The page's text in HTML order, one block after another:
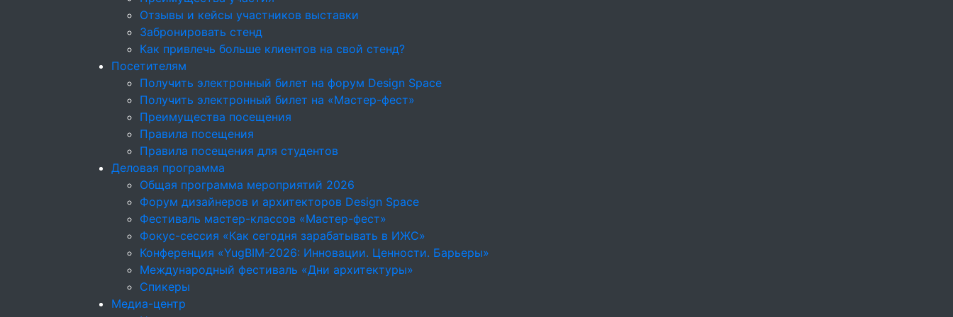
Отзывы и кейсы участников выставки
Забронировать стенд
Как привлечь больше клиентов на свой стенд?
Посетителям
Получить электронный билет на форум Design Space
Получить электронный билет на «Мастер-фест»
Преимущества посещения
Правила посещения
Правила посещения для студентов
Деловая программа
Общая программа мероприятий 2026
Форум дизайнеров и архитекторов Design Space
Фестиваль мастер-классов «Мастер-фест»
Фокус-сессия «Как сегодня зарабатывать в ИЖС»
Конференция «YugBIM-2026: Инновации. Ценности. Барьеры»
Международный фестиваль «Дни архитектуры»
Спикеры
Медиа-центр